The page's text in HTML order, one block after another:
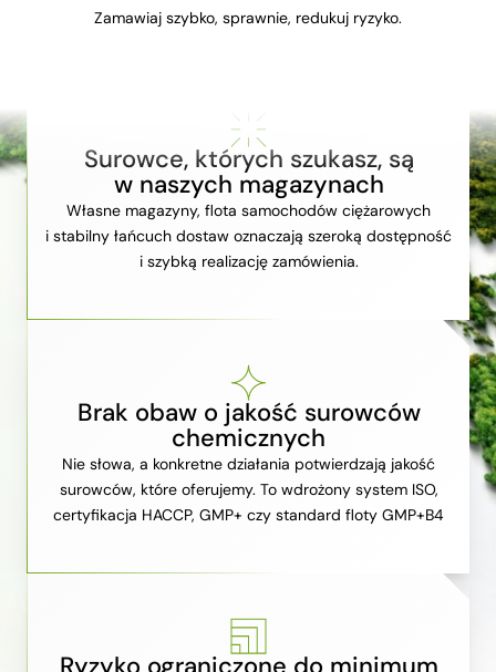
Zamawiaj szybko, sprawnie, redukuj ryzyko.
Surowce, których szukasz, są
w naszych magazynach
Własne magazyny, flota samochodów ciężarowych
i stabilny łańcuch dostaw oznaczają szeroką dostępność
i szybką realizację zamówienia.
Brak obaw o jakość surowców
chemicznych
Nie słowa, a konkretne działania potwierdzają jakość
surowców, które oferujemy. To wdrożony system ISO,
certyfikacja HACCP, GMP+ czy standard floty GMP+B4